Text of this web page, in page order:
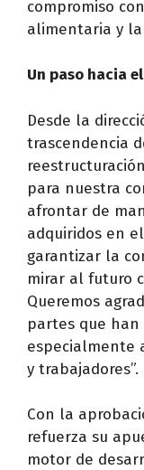
compromiso
alimentaria y
Un paso hacia
Desde la
trascendencia
para nuestra
afrontar de
adquiridos en
garantizar la
mirar al futuro
Queremos
partes que
especialmente
y trabajadores”.
Con la
refuerza su
motor de